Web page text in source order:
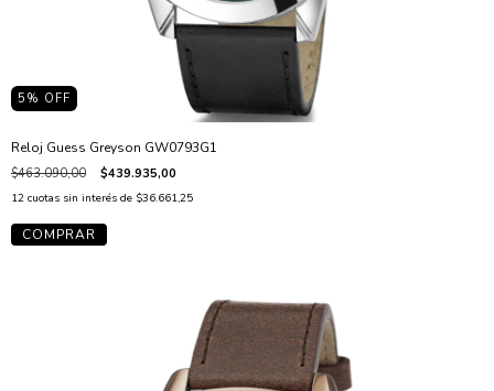
5 % OFF
Reloj Guess Greyson GW0793G1
$463.090,00 $439.935,00
12 cuotas sin interés de $36.661,25